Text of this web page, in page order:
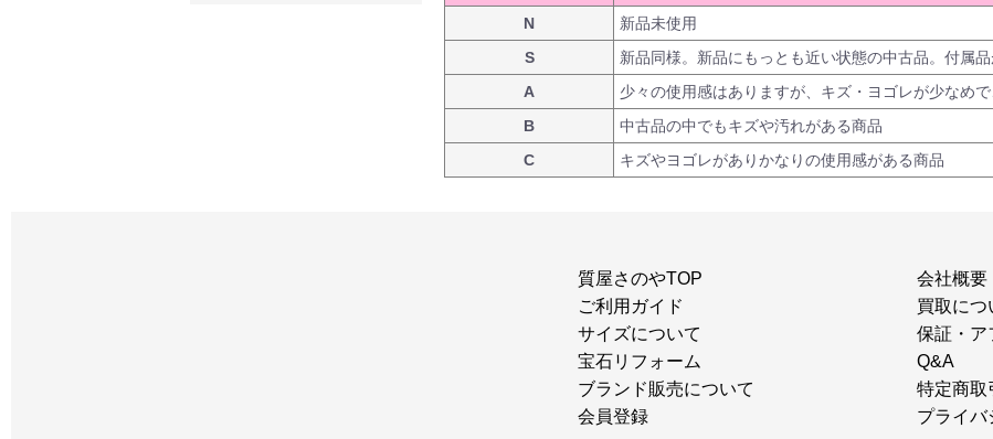
N
新品未使用
S
新品同様。新品にもっとも近い状態の中古品。付属品
A
少々の使用感はありますが、キズ・ヨゴレが少なめ
B
中古品の中でもキズや汚れがある商品
C
キズやヨゴレがありかなりの使用感がある商品
質屋さのやTOP
ご利用ガイド
サイズについて
宝石リフォーム
ブランド販売について
会員登録
会社概要
買取につ
保証・ア
Q&A
特定商取
プライバ